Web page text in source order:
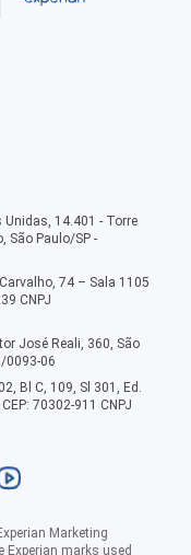
Unidas, 14.401 - Torre
São Paulo/SP -
74 – Sala 1105
CNPJ
José Reali, 360, São
0093-06
Bl C, 109, Sl 301, Ed.
70302-911 CNPJ
Marketing
Experian marks used